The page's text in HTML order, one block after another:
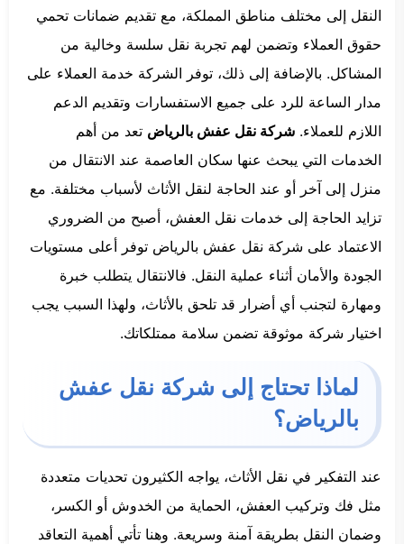
النقل إلى مختلف مناطق المملكة، مع تقديم ضمانات تحمي
حقوق العملاء وتضمن لهم تجربة نقل سلسة وخالية من
المشاكل. بالإضافة إلى ذلك، توفر الشركة خدمة العملاء على
مدار الساعة للرد على جميع الاستفسارات وتقديم الدعم
اللازم للعملاء. شركة نقل عفش بالرياض تعد من أهم
الخدمات التي يبحث عنها سكان العاصمة عند الانتقال من
منزل إلى آخر أو عند الحاجة لنقل الأثاث لأسباب مختلفة. مع
تزايد الحاجة إلى خدمات نقل العفش، أصبح من الضروري
الاعتماد على شركة نقل عفش بالرياض توفر أعلى مستويات
الجودة والأمان أثناء عملية النقل. فالانتقال يتطلب خبرة
ومهارة لتجنب أي أضرار قد تلحق بالأثاث، ولهذا السبب يجب
اختيار شركة موثوقة تضمن سلامة ممتلكاتك.
لماذا تحتاج إلى شركة نقل عفش
بالرياض؟
عند التفكير في نقل الأثاث، يواجه الكثيرون تحديات متعددة
مثل فك وتركيب العفش، الحماية من الخدوش أو الكسر،
وضمان النقل بطريقة آمنة وسريعة. وهنا تأتي أهمية التعاقد